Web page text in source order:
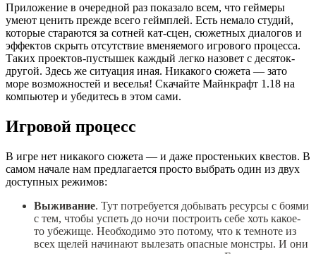
Приложение в очередной раз показало всем, что геймеры
умеют ценить прежде всего геймплей. Есть немало студий,
которые стараются за сотней кат-сцен, сюжетных диалогов и
эффектов скрыть отсутствие вменяемого игрового процесса.
Таких проектов-пустышек каждый легко назовет с десяток-
другой. Здесь же ситуация иная. Никакого сюжета — зато
море возможностей и веселья! Скачайте Майнкрафт 1.18 на
компьютер и убедитесь в этом сами.
Игровой процесс
В игре нет никакого сюжета — и даже простеньких квестов. В
самом начале нам предлагается просто выбрать один из двух
доступных режимов:
Выживание. Тут потребуется добывать ресурсы с боями
с тем, чтобы успеть до ночи построить себе хоть какое-
то убежище. Необходимо это потому, что к темноте из
всех щелей начинают вылезать опасные монстры. И они